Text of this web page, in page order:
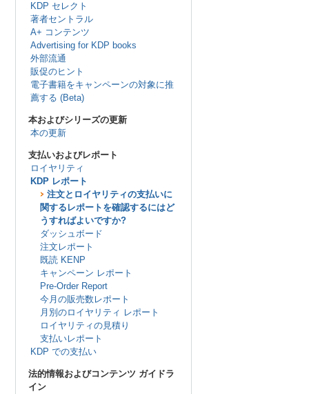
KDP セレクト
著者セントラル
A+ コンテンツ
Advertising for KDP books
外部流通
販促のヒント
電子書籍をキャンペーンの対象に推
薦する (Beta)
本およびシリーズの更新
本の更新
支払いおよびレポート
ロイヤリティ
KDP レポート
注文とロイヤリティの支払いに
関するレポートを確認するにはど
うすればよいですか?
ダッシュボード
注文レポート
既読 KENP
キャンペーン レポート
Pre-Order Report
今月の販売数レポート
月別のロイヤリティ レポート
ロイヤリティの見積り
支払いレポート
KDP での支払い
法的情報およびコンテンツ ガイドラ
イン